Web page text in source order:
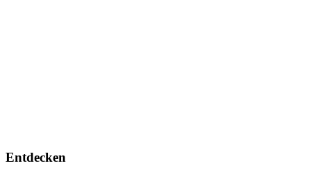
Entdecken